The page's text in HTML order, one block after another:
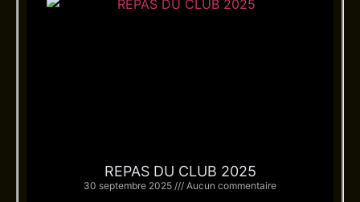
REPAS DU CLUB 2025
30 septembre 2025 Aucun commentaire